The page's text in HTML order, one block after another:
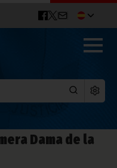
Dama de la